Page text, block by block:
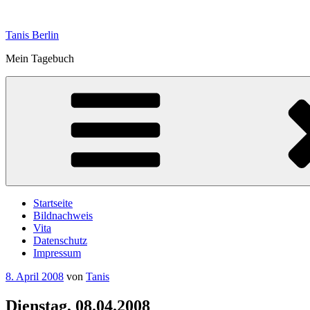
springen
Tanis Berlin
Mein Tagebuch
Startseite
Bildnachweis
Vita
Datenschutz
Impressum
Veröffentlicht
8. April 2008 von Tanis
Dienstag, 08.04.2008